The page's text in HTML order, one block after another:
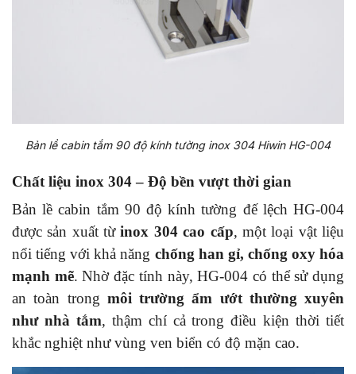
Bản lề cabin tắm 90 độ kính tường inox 304 Hiwin HG-004
Chất liệu inox 304 – Độ bền vượt thời gian
Bản lề cabin tắm 90 độ kính tường đế lệch HG-004
được sản xuất từinox 304 cao cấp, một loại vật liệu
nổi tiếng với khả năng chống han gỉ, chống oxy hóa
mạnh mẽ. Nhờ đặc tính này, HG-004 có thể sử dụng
an toàn trong môi trường ẩm ướt thường xuyên
như nhà tắm, thậm chí cả trong điều kiện thời tiết
khắc nghiệt như vùng ven biển có độ mặn cao.